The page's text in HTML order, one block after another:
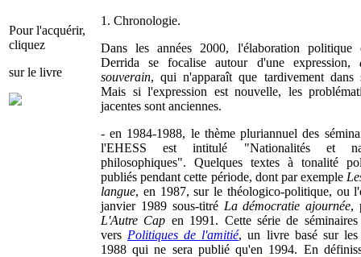
1. Chronologie.
Dans les années 2000, l'élaboration politique
Derrida se focalise autour d'une expression,
souverain, qui n'apparaît que tardivement
Mais si l'expression est nouvelle, les
jacentes sont anciennes.
- en 1984-1988, le thème pluriannuel des
l'EHESS est intitulé "Nationalités et
philosophiques". Quelques textes à tonalité
publiés pendant cette période, dont par exemple
langue, en 1987, sur le théologico-politique, ou
janvier 1989 sous-titré La démocratie ajournée,
L'Autre Cap en 1991. Cette série de séminaires
vers Politiques de l'amitié, un livre basé sur les
1988 qui ne sera publié qu'en 1994. En
Pour l'acquérir,
cliquez
sur le livre